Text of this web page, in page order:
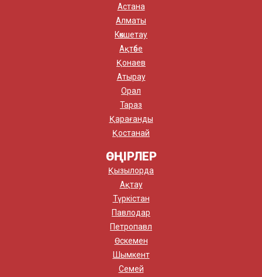
Астана
Алматы
Көкшетау
Ақтөбе
Қонаев
Атырау
Орал
Тараз
Қарағанды
Қостанай
ӨҢІРЛЕР
Қызылорда
Ақтау
Түркістан
Павлодар
Петропавл
Өскемен
Шымкент
Семей